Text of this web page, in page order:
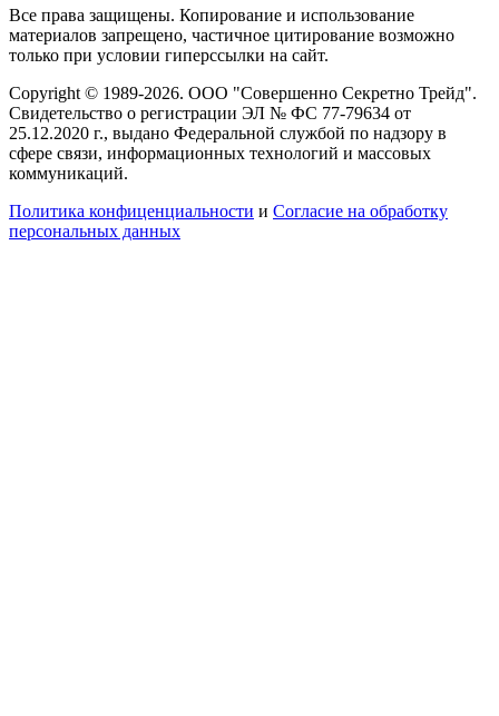
Все права защищены. Копирование и использование
материалов запрещено, частичное цитирование возможно
только при условии гиперссылки на сайт.
Copyright © 1989-2026. ООО "Совершенно Секретно Трейд".
Свидетельство о регистрации ЭЛ № ФС 77-79634 от
25.12.2020 г., выдано Федеральной службой по надзору в
сфере связи, информационных технологий и массовых
коммуникаций.
Политика конфиценциальности и Согласие на обработку
персональных данных